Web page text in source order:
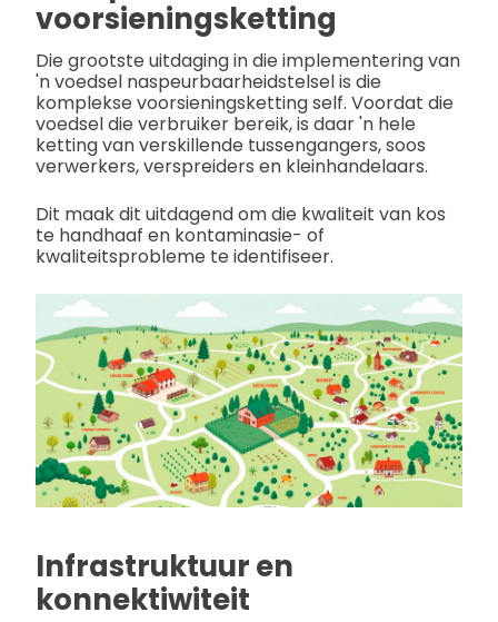
voorsieningsketting
Die grootste uitdaging in die implementering van
'n voedsel naspeurbaarheidstelsel is die
komplekse voorsieningsketting self. Voordat die
voedsel die verbruiker bereik, is daar 'n hele
ketting van verskillende tussengangers, soos
verwerkers, verspreiders en kleinhandelaars.
Dit maak dit uitdagend om die kwaliteit van kos
te handhaaf en kontaminasie- of
kwaliteitsprobleme te identifiseer.
Infrastruktuur en
konnektiwiteit